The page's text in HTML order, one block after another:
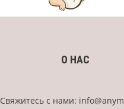
О НАС
Свяжитесь с нами: